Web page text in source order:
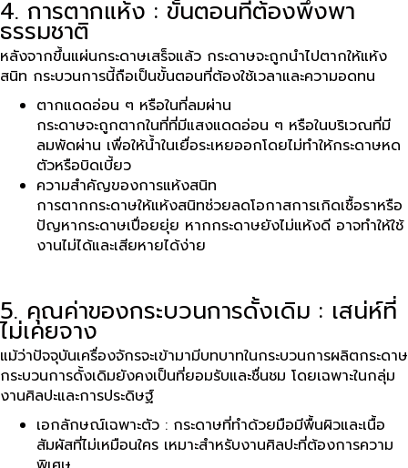
4. การตากแห้ง : ขั้นตอนที่ต้องพึ่งพา
ธรรมชาติ
หลังจากขึ้นแผ่นกระดาษเสร็จแล้ว กระดาษจะถูกนำไปตากให้แห้ง
สนิท กระบวนการนี้ถือเป็นขั้นตอนที่ต้องใช้เวลาและความอดทน
ตากแดดอ่อน ๆ หรือในที่ลมผ่าน
กระดาษจะถูกตากในที่ที่มีแสงแดดอ่อน ๆ หรือในบริเวณที่มี
ลมพัดผ่าน เพื่อให้น้ำในเยื่อระเหยออกโดยไม่ทำให้กระดาษหด
ตัวหรือบิดเบี้ยว
ความสำคัญของการแห้งสนิท
การตากกระดาษให้แห้งสนิทช่วยลดโอกาสการเกิดเชื้อราหรือ
ปัญหากระดาษเปื่อยยุ่ย หากกระดาษยังไม่แห้งดี อาจทำให้ใช้
งานไม่ได้และเสียหายได้ง่าย
5. คุณค่าของกระบวนการดั้งเดิม : เสน่ห์ที่
ไม่เคยจาง
แม้ว่าปัจจุบันเครื่องจักรจะเข้ามามีบทบาทในกระบวนการผลิตกระดาษ
กระบวนการดั้งเดิมยังคงเป็นที่ยอมรับและชื่นชม โดยเฉพาะในกลุ่ม
งานศิลปะและการประดิษฐ์
เอกลักษณ์เฉพาะตัว : กระดาษที่ทำด้วยมือมีพื้นผิวและเนื้อ
สัมผัสที่ไม่เหมือนใคร เหมาะสำหรับงานศิลปะที่ต้องการความ